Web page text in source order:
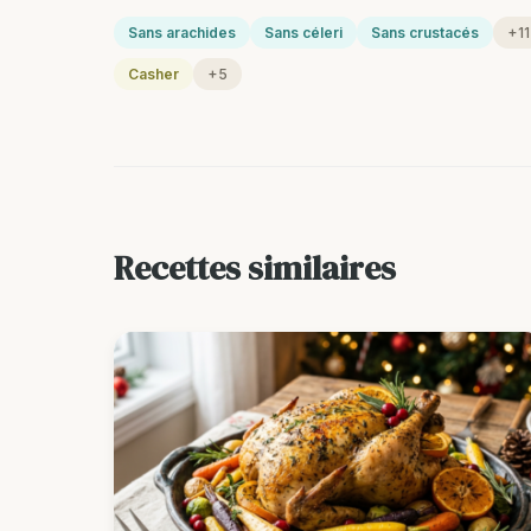
Sans arachides Sans céleri Sans crustacés +11
Casher +5
Recettes similaires